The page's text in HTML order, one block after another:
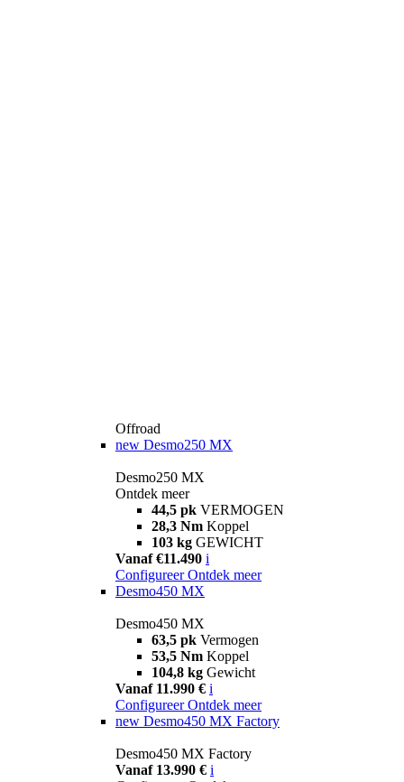
Offroad
new Desmo250 MX
Desmo250 MX
Ontdek meer
44,5 pk VERMOGEN
28,3 Nm Koppel
103 kg GEWICHT
Vanaf €11.490 i
Configureer Ontdek meer
Desmo450 MX
Desmo450 MX
63,5 pk Vermogen
53,5 Nm Koppel
104,8 kg Gewicht
Vanaf 11.990 € i
Configureer Ontdek meer
new Desmo450 MX Factory
Desmo450 MX Factory
Vanaf 13.990 € i